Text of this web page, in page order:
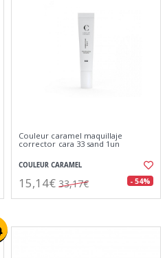
Couleur caramel maquillaje
corrector cara 33 sand 1un
COULEUR CARAMEL
15,14€ 33,17€ - 54%